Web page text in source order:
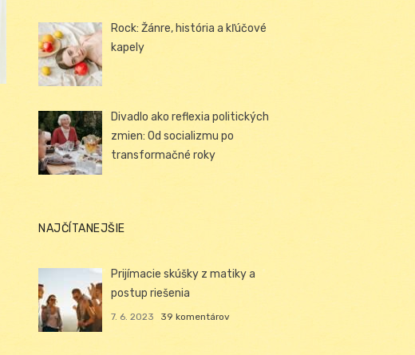
Rock: Žánre, história a kľúčové
kapely
Divadlo ako reflexia politických
zmien: Od socializmu po
transformačné roky
NAJČÍTANEJŠIE
Prijímacie skúšky z matiky a
postup riešenia
7. 6. 2023 39 komentárov